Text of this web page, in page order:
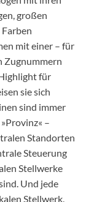
großen
mit einer – für
Zugnummern
für
sie sich
sind immer
–
Standorten
Steuerung
Stellwerke
Und jede
Stellwerk,